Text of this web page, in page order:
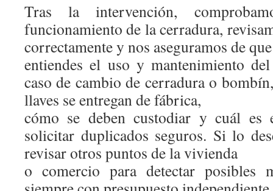
Tras la intervención,
funcionamiento de la cerradura,
correctamente y nos aseguramos de que
entiendes el uso y mantenimiento
caso de cambio de cerradura o
llaves se entregan de fábrica,
cómo se deben custodiar y cuál es
solicitar duplicados seguros. Si lo
revisar otros puntos de la vivienda
o comercio para detectar posibles